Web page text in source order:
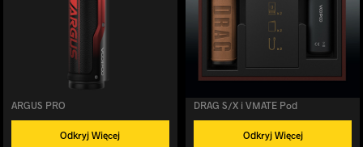
ARGUS PRO
Odkryj Więcej
DRAG S/X i VMATE Pod
Odkryj Więcej